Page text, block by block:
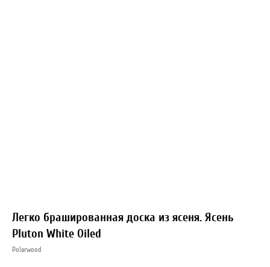
Легко брашированная доска из ясеня. Ясень
Pluton White Oiled
Polarwood